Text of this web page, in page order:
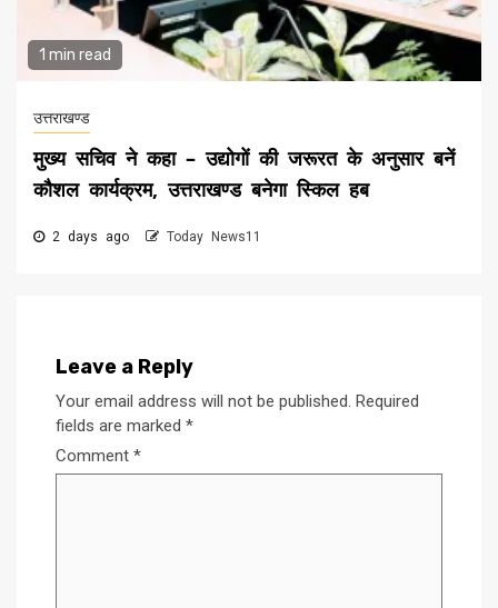
1 min read
उत्तराखण्ड
मुख्य सचिव ने कहा – उद्योगों की जरूरत के अनुसार बनें
कौशल कार्यक्रम, उत्तराखण्ड बनेगा स्किल हब
2 days ago Today News11
Leave a Reply
Your email address will not be published. Required
fields are marked *
Comment *